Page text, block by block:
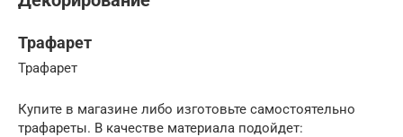
Трафарет
Трафарет
Купите в магазине либо изготовьте самостоятельно
трафареты. В качестве материала подойдет: